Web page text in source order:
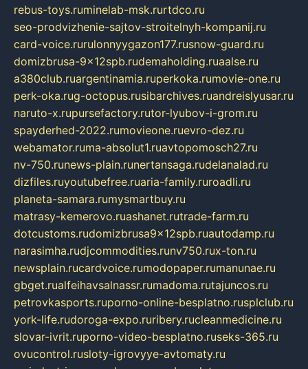
rebus-toys.ruminelab-msk.rurtdco.ru
seo-prodvizhenie-sajtov-stroitelnyh-kompanij.ru
card-voice.rurulonnyygazon177.rusnow-guard.ru
domizbrusa-9x12spb.rudemaholding.ruaalse.ru
a380club.ruargentinamia.ruperkoka.rumovie-one.ru
perk-oka.rug-octopus.rusibarchives.ruandreislyusar.ru
naruto-x.rupursefactory.rutor-lyubov-i-grom.ru
spayderhed-2022.rumovieone.ruevro-dez.ru
webamator.ruma-absolut1.ruavtopomosch27.ru
nv-750.runews-plain.runertansaga.rudelanalad.ru
dizfiles.ruyoutubefree.ruaria-family.ruroadli.ru
planeta-samara.rumysmartbuy.ru
matrasy-kemerovo.ruashanet.rutrade-farm.ru
dotcustoms.rudomizbrusa9x12spb.ruautodamp.ru
narasimha.rudjcommodities.runv750.rux-ton.ru
newsplain.rucardvoice.rumodopaper.rumanunae.ru
gbget.rualfeihavsalnassr.rumadoma.rutajuncos.ru
petrovkasports.ruporno-online-besplatno.rusplclub.ru
york-life.rudoroga-expo.ruribery.rucleanmedicine.ru
slovar-ivrit.ruporno-video-besplatno.ruseks-365.ru
ovucontrol.rusloty-igrovyye-avtomaty.ru